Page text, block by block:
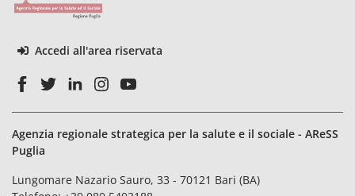
Accedi all'area riservata
Agenzia regionale strategica per la salute e il sociale - AReSS
Puglia
Lungomare Nazario Sauro, 33 - 70121 Bari (BA)